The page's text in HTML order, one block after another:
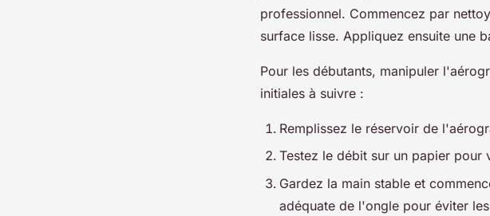
professionnel. Commencez par
surface lisse. Appliquez ensuite une
Pour les débutants, manipuler
initiales à suivre :
Remplissez le réservoir de
Testez le débit sur un papier pour
Gardez la main stable et
adéquate de l'ongle pour éviter